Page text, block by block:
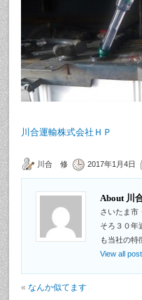
川合運輸株式会社ＨＰ
川合 修 2017年1月4日
About 川
さいたま市
そろ３０年
も当社の特
View all
« なんか似てます